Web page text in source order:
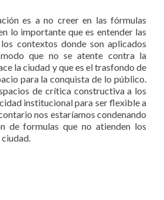
es a no creer en las fórmulas
lo importante que es entender las
contextos donde son aplicados
que no se atente contra la
la ciudad y que es el trasfondo de
para la conquista de lo público.
de crítica constructiva a los
institucional para ser flexible a
nos estaríamos condenando
de formulas que no atienden los